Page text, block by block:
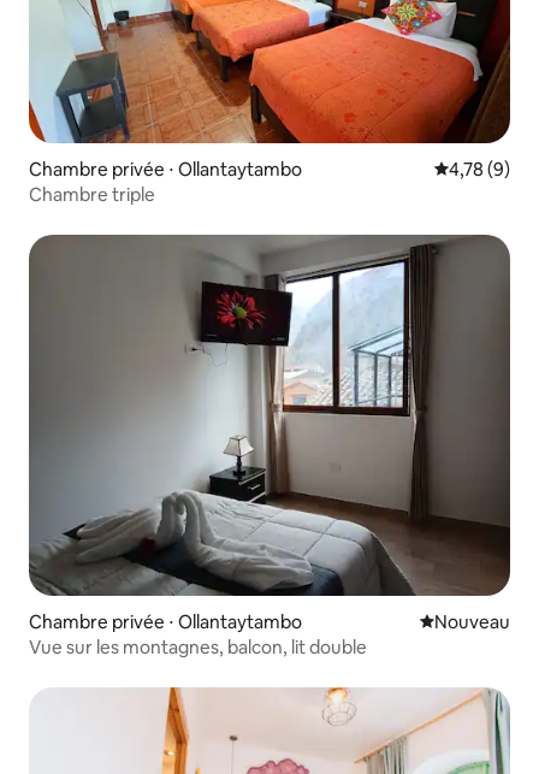
Chambre privée ⋅ Ollantaytambo Évaluation
4,78 (9)
Chambre triple
Chambre privée ⋅ Ollantaytambo Nouvel
Nouveau
Vue sur les montagnes, balcon, lit double